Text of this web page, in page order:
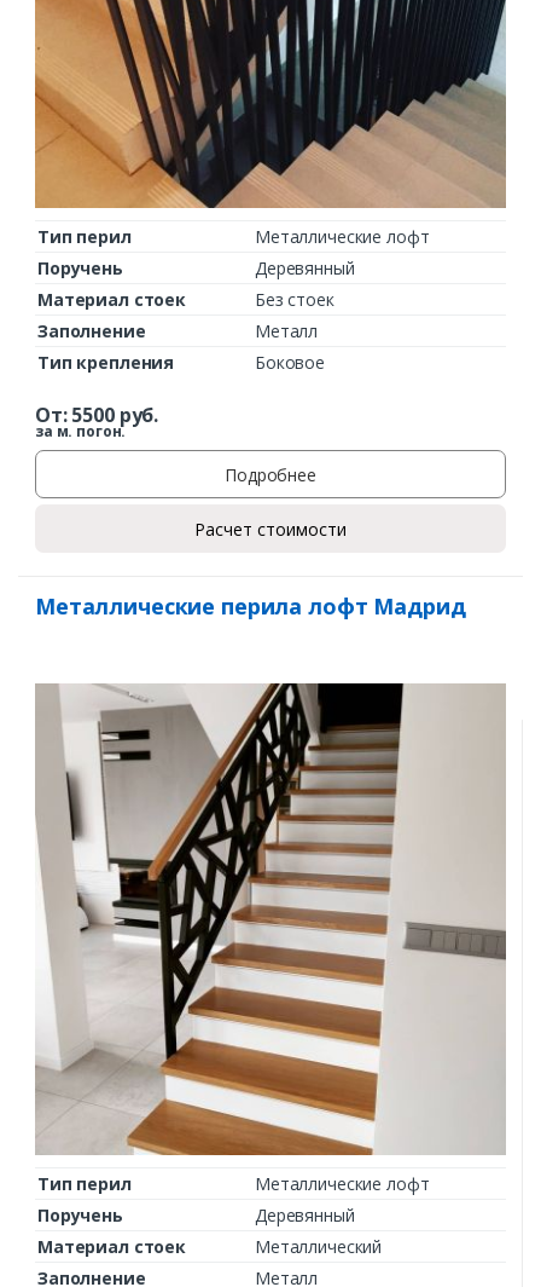
Тип перил
Металлические лофт
Поручень
Деревянный
Материал стоек
Без стоек
Заполнение
Металл
Тип крепления
Боковое
От:5500руб.
за м. погон.
Подробнее
Расчет стоимости
Металлические перила лофт Мадрид
Тип перил
Металлические лофт
Поручень
Деревянный
Материал стоек
Металлический
Заполнение
Металл